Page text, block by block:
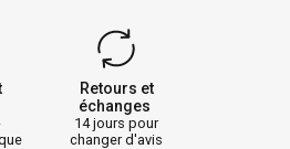
Retours et
échanges
14 jours pour
changer d'avis